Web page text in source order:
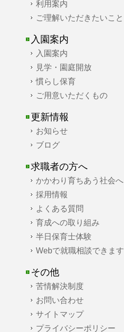
利用案内
ご理解いただきたいこと
入園案内
入園案内
見学・園庭開放
慣らし保育
ご用意いただくもの
更新情報
お知らせ
ブログ
求職者の方へ
かかわり育ちあう社会へ
採用情報
よくある質問
育成への取り組み
半日保育士体験
Webで就職相談できます
その他
苦情解決制度
お問い合わせ
サイトマップ
プライバシーポリシー